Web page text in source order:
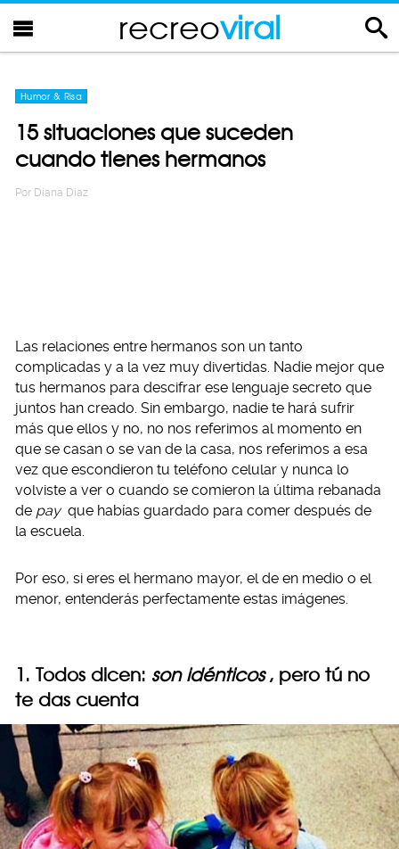
recreoviral
Humor & Risa
15 situaciones que suceden
cuando tienes hermanos
Por Diana Diaz
Las relaciones entre hermanos son un tanto
complicadas y a la vez muy divertidas. Nadie mejor que
tus hermanos para descifrar ese lenguaje secreto que
juntos han creado. Sin embargo, nadie te hará sufrir
más que ellos y no, no nos referimos al momento en
que se casan o se van de la casa, nos referimos a esa
vez que escondieron tu teléfono celular y nunca lo
volviste a ver o cuando se comieron la última rebanada
de pay que habías guardado para comer después de
la escuela.
Por eso, si eres el hermano mayor, el de en medio o el
menor, entenderás perfectamente estas imágenes.
1. Todos dicen: son idénticos , pero tú no
te das cuenta